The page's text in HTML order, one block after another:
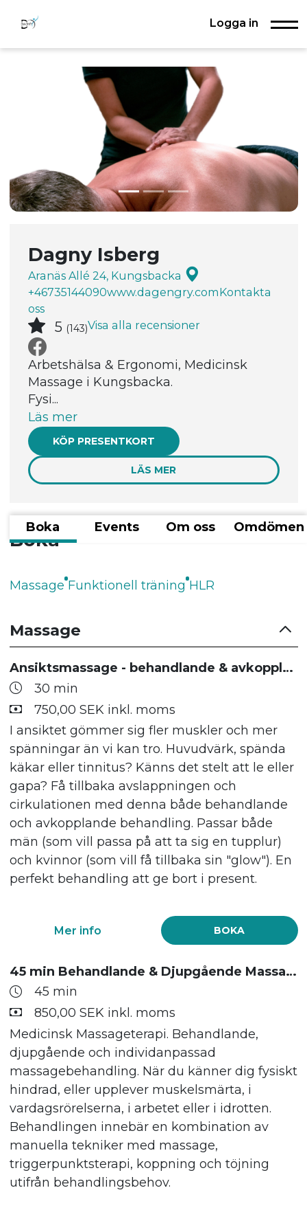
Logga in
Dagny Isberg
Aranäs Allé 24, Kungsbacka
+46735144090www.dagengry.comKontakta
oss
5 (143)Visa alla recensioner
Arbetshälsa & Ergonomi, Medicinsk
Massage i Kungsbacka.
Fysi...
Läs mer
KÖP PRESENTKORT
LÄS MER
Boka Events Om oss Omdömen
Boka
Massage Funktionell träning HLR
Massage
Ansiktsmassage - behandlande & avkopplande
30 min
750,00 SEK inkl. moms
I ansiktet gömmer sig fler muskler och mer
spänningar än vi kan tro. Huvudvärk, spända
käkar eller tinnitus? Känns det stelt att le eller
gapa? Få tillbaka avslappningen och
cirkulationen med denna både behandlande
och avkopplande behandling. Passar både
män (som vill passa på att ta sig en tupplur)
och kvinnor (som vill få tillbaka sin "glow"). En
perfekt behandling att ge bort i present.
BOKA
Mer info
45 min Behandlande & Djupgående Massage
45 min
850,00 SEK inkl. moms
Medicinsk Massageterapi. Behandlande,
djupgående och individanpassad
massagebehandling. När du känner dig fysiskt
hindrad, eller upplever muskelsmärta, i
vardagsrörelserna, i arbetet eller i idrotten.
Behandlingen innebär en kombination av
manuella tekniker med massage,
triggerpunktsterapi, koppning och töjning
utifrån behandlingsbehov.